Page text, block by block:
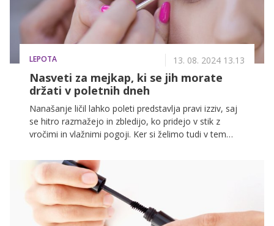
LEPOTA 13. 08. 2024 13.13
Nasveti za mejkap, ki se jih morate
držati v poletnih dneh
Nanašanje ličil lahko poleti predstavlja pravi izziv, saj
se hitro razmažejo in zbledijo, ko pridejo v stik z
vročimi in vlažnimi pogoji. Ker si želimo tudi v tem
nasvetov za ličenje v poletnih dneh, da bodo ličila
ostala obstojna in naravna.